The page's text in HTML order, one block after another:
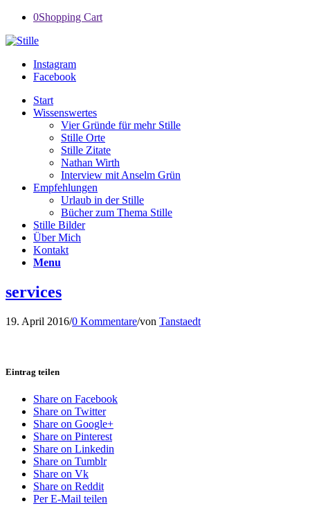
0Shopping Cart
Instagram
Facebook
Start
Wissenswertes
Vier Gründe für mehr Stille
Stille Orte
Stille Zitate
Nathan Wirth
Interview mit Anselm Grün
Empfehlungen
Urlaub in der Stille
Bücher zum Thema Stille
Stille Bilder
Über Mich
Kontakt
Menu
services
19. April 2016/0 Kommentare/von Tanstaedt
Eintrag teilen
Share on Facebook
Share on Twitter
Share on Google+
Share on Pinterest
Share on Linkedin
Share on Tumblr
Share on Vk
Share on Reddit
Per E-Mail teilen